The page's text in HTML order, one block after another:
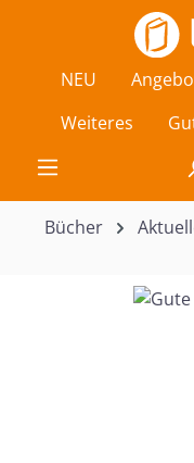
Zum Hauptinhalt
NEU
Weiteres
Bücher
Bildergalerie